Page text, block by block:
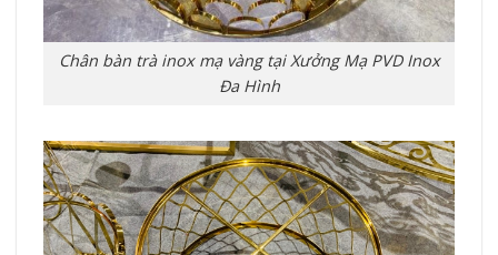
Chân bàn trà inox mạ vàng tại Xưởng Mạ PVD Inox
Đa Hình